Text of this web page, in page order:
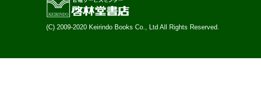
(C) 2009-2020 Keirindo Books Co., Ltd All Rights Reserved.